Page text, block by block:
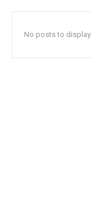
No posts to display